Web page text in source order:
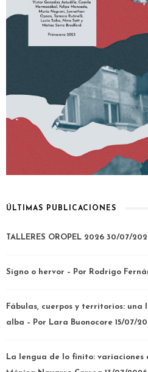
ÚLTIMAS PUBLICACIONES
TALLERES OROPEL 2026 30/07/
Signo o hervor – Por Rodrigo
Fábulas, cuerpos y territorios: una
alba – Por Lara Buonocore 15/07/
La lengua de lo finito: variaciones